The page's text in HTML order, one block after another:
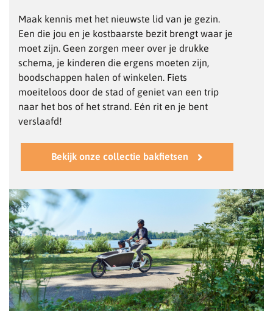
Maak kennis met het nieuwste lid van je gezin.
Een die jou en je kostbaarste bezit brengt waar je
moet zijn. Geen zorgen meer over je drukke
schema, je kinderen die ergens moeten zijn,
boodschappen halen of winkelen. Fiets
moeiteloos door de stad of geniet van een trip
naar het bos of het strand. Eén rit en je bent
verslaafd!
Bekijk onze collectie bakfietsen